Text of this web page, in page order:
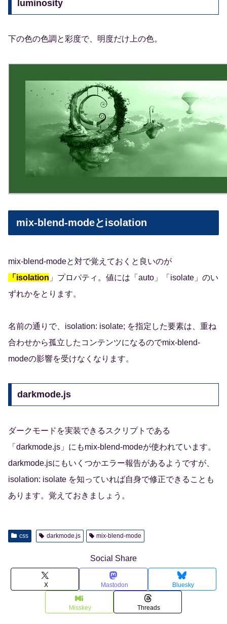
luminosity
下の色の色調と彩度で、明度だけ上の色。
mix-blend-modeとisolation
mix-blend-modeと対で覚えておくと良いのが
「isolation 」プロパティ。値には「auto」「isolate」のい
ずれかをとります。
名前の通りで、 isolation: isolate; を指定した要素は、重ね
合わせから孤立したコンテンツになるのでmix-blend-
modeの影響を受けなくなります。
darkmode.js
ダークモードを実装できるスクリプトである
「darkmode.js」にもmix-blend-modeが使われています。
darkmode.jsにもいくつかエラー報告があるようですが、
isolation: isolate を知っていれば自身で修正できることも
あります。覚えておきましょう。
css darkmode.js mix-blend-mode
Social Share
X Mastodon Bluesky
Misskey Threads